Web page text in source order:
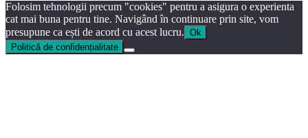
Folosim tehnologii precum "cookies" pentru a asigura o experienta
cat mai buna pentru tine. Navigând în continuare prin site, vom
presupune ca ești de acord cu acest lucru. Ok
Politică de confidențialitate